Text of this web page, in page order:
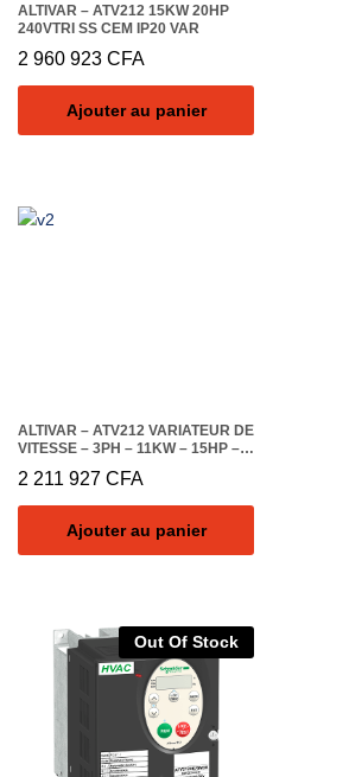
ALTIVAR – ATV212 15KW 20HP
240VTRI SS CEM IP20 VAR
2 960 923 CFA
Ajouter au panier
ALTIVAR – ATV212 VARIATEUR DE
VITESSE – 3PH – 11KW – 15HP –
2 211 927 CFA
Ajouter au panier
Out Of Stock